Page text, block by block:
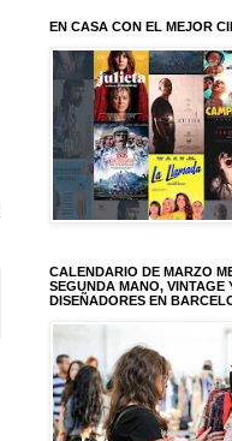
EN CASA CON EL MEJOR
CALENDARIO DE MARZO
SEGUNDA MANO, VINTAGE
DISEÑADORES EN